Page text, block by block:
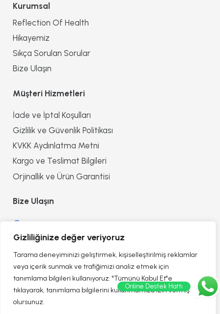
Gizliliğinize değer veriyoruz
Tarama deneyiminizi geliştirmek, kişiselleştirilmiş reklamlar
veya içerik sunmak ve trafiğimizi analiz etmek için
tanımlama bilgileri kullanıyoruz. "Tümünü Kabul Et"e
tıklayarak, tanımlama bilgilerini kullanmamıza izin vermiş
olursunuz.
Kurumsal
Reflection Of Health
Hikayemiz
Sıkça Sorulan Sorular
Bize Ulaşın
Müşteri Hizmetleri
İade ve İptal Koşulları
Gizlilik ve Güvenlik Politikası
KVKK Aydınlatma Metni
Kargo ve Teslimat Bilgileri
Orjinallik ve Ürün Garantisi
Bize Ulaşın
info@reflectionofhealth.com
Online Destek Hattı